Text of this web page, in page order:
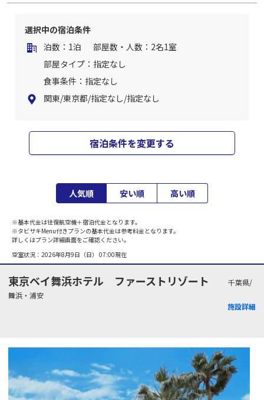
選択中の宿泊条件
泊数：1泊
部屋数・人数：2名1室
部屋タイプ：指定なし
食事条件：指定なし
関東/東京都/指定なし/指定なし
宿泊条件を変更する
人気順 安い順 高い順
※基本代金は往復航空機＋宿泊代金となります。
※タビサキMenu付きプランの基本代金は参考料金となります。
詳しくはプラン詳細画面をご確認ください。
空室状況： 2026年8月9日（日） 07:00現在
東京ベイ舞浜ホテル ファーストリゾート
千葉県/
舞浜・浦安
施設詳細